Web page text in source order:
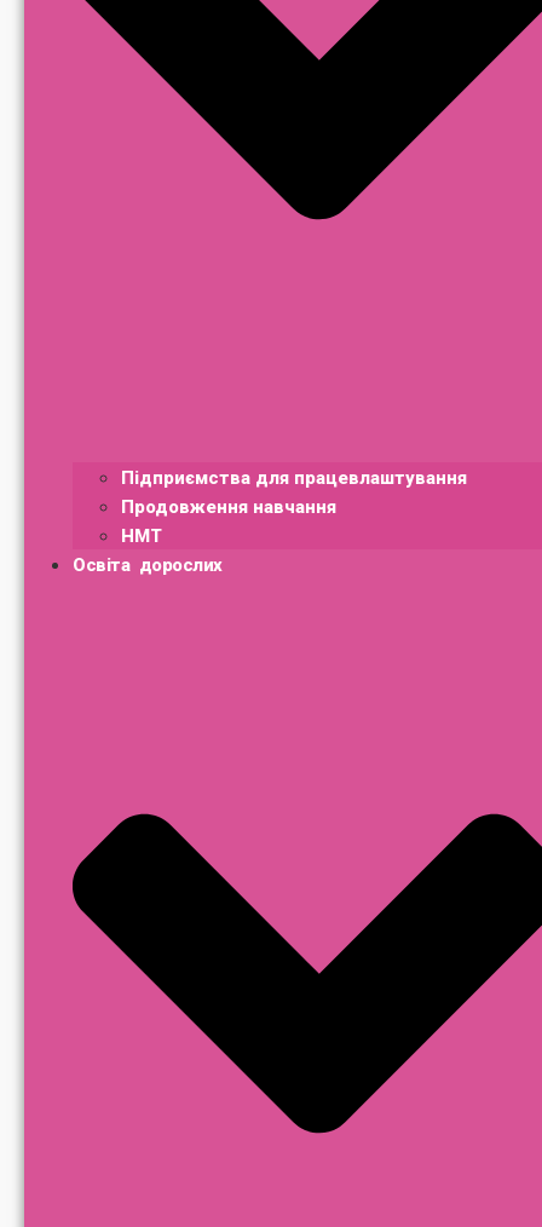
Підприємства для працевлаштування
Продовження навчання
НМТ
Освіта дорослих